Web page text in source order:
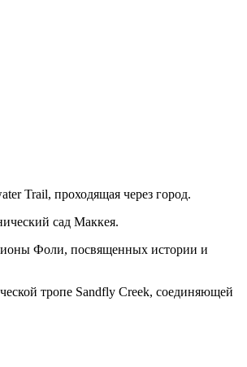
Trail, проходящая через город.
сад Маккея.
Фоли, посвященных истории и
тропе Sandfly Creek, соединяющей